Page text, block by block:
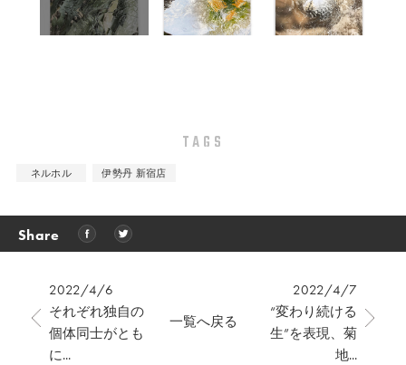
TAGS
ネルホル 伊勢丹 新宿店
Share
2022/4/6
それぞれ独自の
個体同士がとも
に...
2022/4/7
“変わり続ける
生”を表現、菊
地...
一覧へ戻る